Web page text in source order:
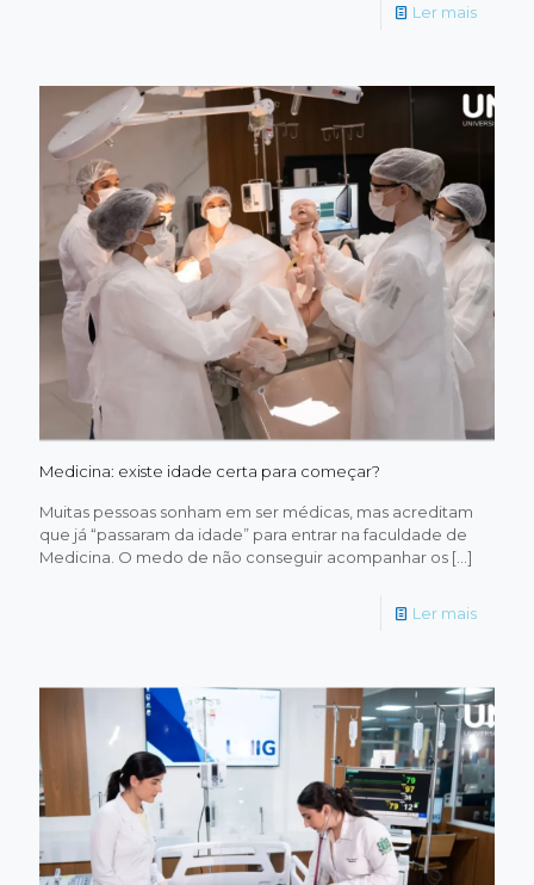
Ler mais-
da
saúde:
Medicina: existe idade certa para começar?
Muitas pessoas sonham em ser médicas, mas acreditam
que já “passaram da idade” para entrar na faculdade de
Medicina. O medo de não conseguir acompanhar os […]
Ler mais-
existe
idade
certa
para